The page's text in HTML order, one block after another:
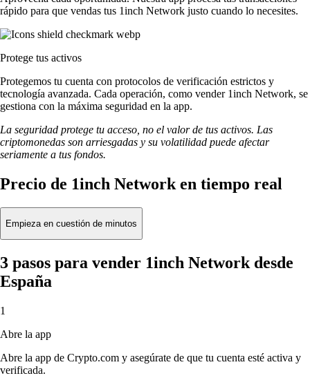
rápido para que vendas tus 1inch Network justo cuando lo necesites.
Protege tus activos
Protegemos tu cuenta con protocolos de verificación estrictos y
tecnología avanzada. Cada operación, como vender 1inch Network, se
gestiona con la máxima seguridad en la app.
La seguridad protege tu acceso, no el valor de tus activos. Las
criptomonedas son arriesgadas y su volatilidad puede afectar
seriamente a tus fondos.
Precio de 1inch Network en tiempo real
Empieza en cuestión de minutos
3 pasos para vender 1inch Network desde
España
1
Abre la app
Abre la app de Crypto.com y asegúrate de que tu cuenta esté activa y
verificada.